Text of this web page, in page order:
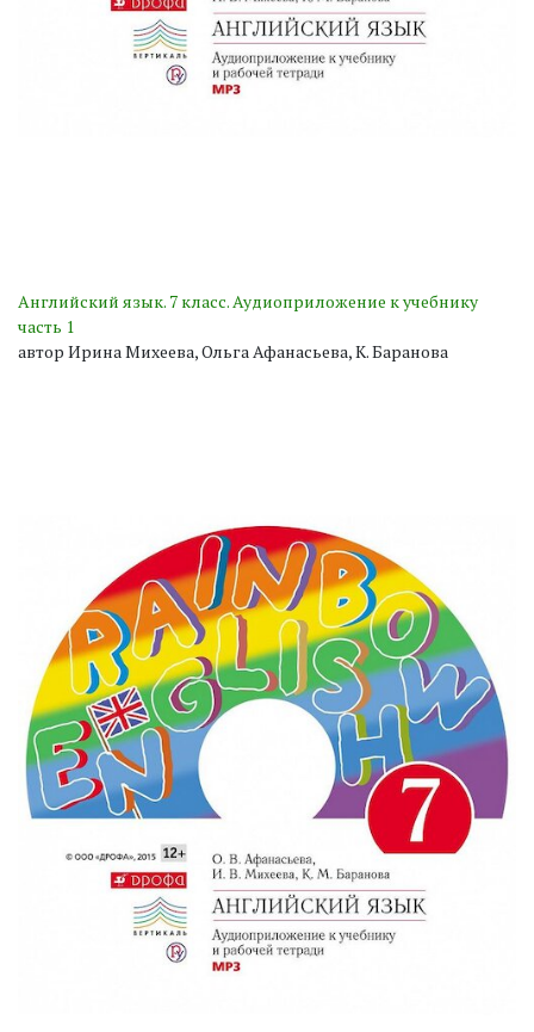
Английский язык. 7 класс. Аудиоприложение к учебнику
часть 1
автор Ирина Михеева, Ольга Афанасьева, К. Баранова